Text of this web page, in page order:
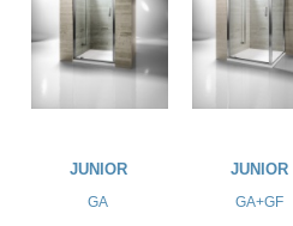
JUNIOR
GA
JUNIOR
GA+GF